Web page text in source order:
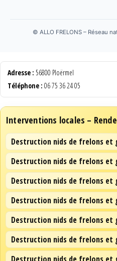
© ALLO FRELONS – Réseau
Adresse : 56800 Ploërmel
Téléphone : 06 75 36 24 05
Interventions locales –
Destruction nids de frelons et
Destruction nids de frelons et
Destruction nids de frelons et
Destruction nids de frelons et
Destruction nids de frelons et
Destruction nids de frelons et